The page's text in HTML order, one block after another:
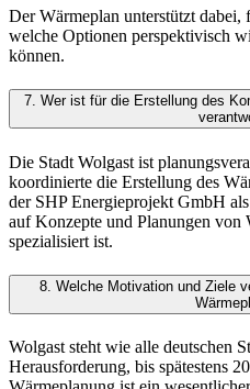
Der Wärmeplan unterstützt
welche Optionen perspektivisch
können.
7. Wer ist für die Erstellung des
Die Stadt Wolgast ist
koordinierte die Erstellung des
der SHP Energieprojekt GmbH
auf Konzepte und Planungen von
spezialisiert ist.
8. Welche Motivation und Ziele
Wolgast steht wie alle deutschen
Herausforderung, bis spätestens